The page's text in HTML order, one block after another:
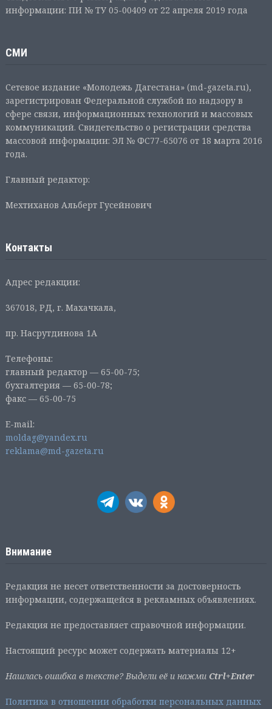
информации: ПИ № ТУ 05-00409 от 22 апреля 2019 года
СМИ
Сетевое издание «Молодежь Дагестана» (md-gazeta.ru),
зарегистрирован Федеральной службой по надзору в
сфере связи, информационных технологий и массовых
коммуникаций. Свидетельство о регистрации средства
массовой информации: ЭЛ № ФС77-65076 от 18 марта 2016
года.
Главный редактор:
Мехтиханов Альберт Гусейнович
Контакты
Адрес редакции:
367018, РД, г. Махачкала,
пр. Насрутдинова 1А
Телефоны:
главный редактор — 65-00-75;
бухгалтерия — 65-00-78;
факс — 65-00-75
E-mail:
moldag@yandex.ru
reklama@md-gazeta.ru
Внимание
Редакция не несет ответственности за достоверность
информации, содержащейся в рекламных объявлениях.
Редакция не предоставляет справочной информации.
Настоящий ресурс может содержать материалы 12+
Нашлась ошибка в тексте? Выдели её и нажми Ctrl+Enter
Политика в отношении обработки персональных данных